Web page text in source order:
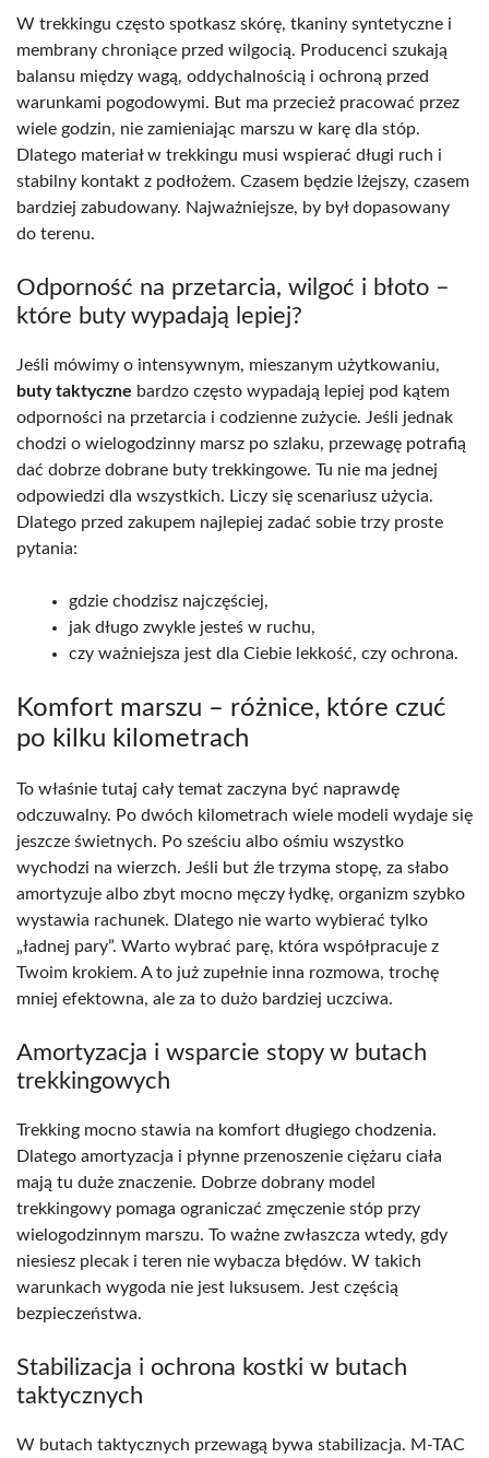
W trekkingu często spotkasz skórę, tkaniny syntetyczne i
membrany chroniące przed wilgocią. Producenci szukają
balansu między wagą, oddychalnością i ochroną przed
warunkami pogodowymi. But ma przecież pracować przez
wiele godzin, nie zamieniając marszu w karę dla stóp.
Dlatego materiał w trekkingu musi wspierać długi ruch i
stabilny kontakt z podłożem. Czasem będzie lżejszy, czasem
bardziej zabudowany. Najważniejsze, by był dopasowany
do terenu.
Odporność na przetarcia, wilgoć i błoto –
które buty wypadają lepiej?
Jeśli mówimy o intensywnym, mieszanym użytkowaniu,
buty taktyczne bardzo często wypadają lepiej pod kątem
odporności na przetarcia i codzienne zużycie. Jeśli jednak
chodzi o wielogodzinny marsz po szlaku, przewagę potrafią
dać dobrze dobrane buty trekkingowe. Tu nie ma jednej
odpowiedzi dla wszystkich. Liczy się scenariusz użycia.
Dlatego przed zakupem najlepiej zadać sobie trzy proste
pytania:
gdzie chodzisz najczęściej,
jak długo zwykle jesteś w ruchu,
czy ważniejsza jest dla Ciebie lekkość, czy ochrona.
Komfort marszu – różnice, które czuć
po kilku kilometrach
To właśnie tutaj cały temat zaczyna być naprawdę
odczuwalny. Po dwóch kilometrach wiele modeli wydaje się
jeszcze świetnych. Po sześciu albo ośmiu wszystko
wychodzi na wierzch. Jeśli but źle trzyma stopę, za słabo
amortyzuje albo zbyt mocno męczy łydkę, organizm szybko
wystawia rachunek. Dlatego nie warto wybierać tylko
„ładnej pary”. Warto wybrać parę, która współpracuje z
Twoim krokiem. A to już zupełnie inna rozmowa, trochę
mniej efektowna, ale za to dużo bardziej uczciwa.
Amortyzacja i wsparcie stopy w butach
trekkingowych
Trekking mocno stawia na komfort długiego chodzenia.
Dlatego amortyzacja i płynne przenoszenie ciężaru ciała
mają tu duże znaczenie. Dobrze dobrany model
trekkingowy pomaga ograniczać zmęczenie stóp przy
wielogodzinnym marszu. To ważne zwłaszcza wtedy, gdy
niesiesz plecak i teren nie wybacza błędów. W takich
warunkach wygoda nie jest luksusem. Jest częścią
bezpieczeństwa.
Stabilizacja i ochrona kostki w butach
taktycznych
W butach taktycznych przewagą bywa stabilizacja. M-TAC